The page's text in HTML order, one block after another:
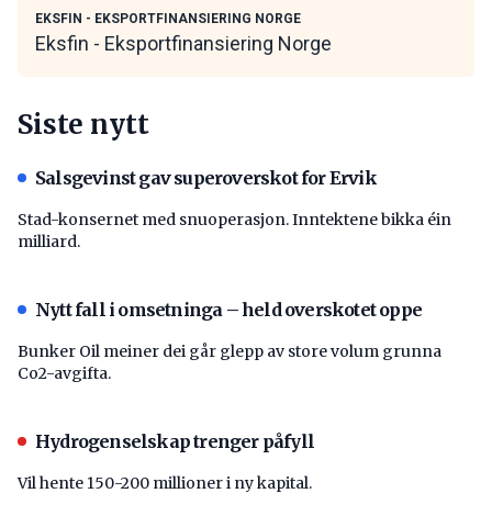
EKSFIN - EKSPORTFINANSIERING NORGE
Eksfin - Eksportfinansiering Norge
Siste nytt
Salsgevinst gav superoverskot for Ervik
Stad-konsernet med snuoperasjon. Inntektene bikka éin
milliard.
Nytt fall i omsetninga – held overskotet oppe
Bunker Oil meiner dei går glepp av store volum grunna
Co2-avgifta.
Hydrogenselskap trenger påfyll
Vil hente 150-200 millioner i ny kapital.